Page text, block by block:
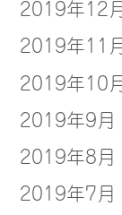
2019年12
2019年11
2019年10
2019年9月
2019年8月
2019年7月